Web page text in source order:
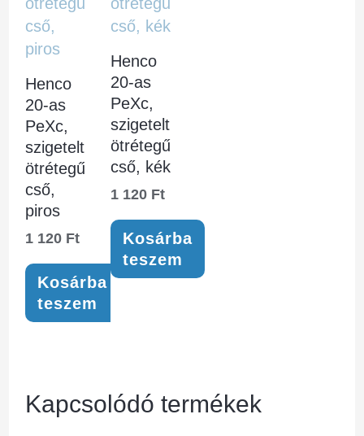
Henco
20-as
PeXc,
szigetelt
ötrétegű
cső,
piros
1 120 Ft
Kosárba
teszem
Henco
20-as
PeXc,
szigetelt
ötrétegű
cső, kék
1 120 Ft
Kosárba
teszem
Kapcsolódó termékek